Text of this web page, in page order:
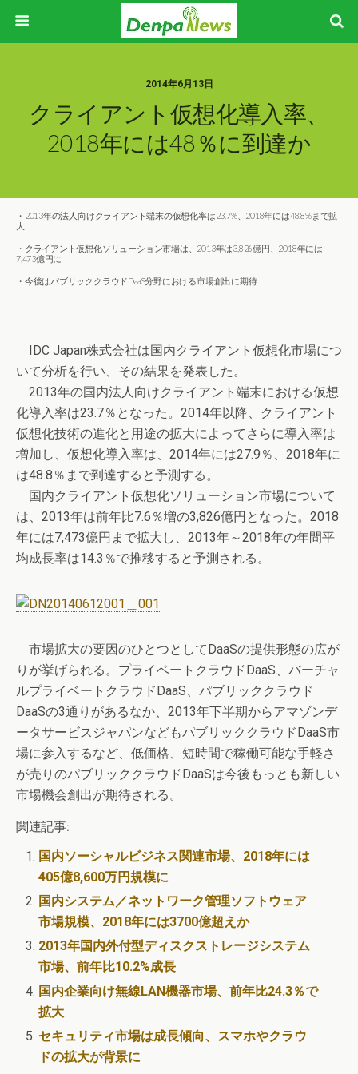
2014年6月13日
クライアント仮想化導入率、
2018年には48％に到達か
・2013年の法人向けクライアント端末の仮想化率は23.7%、2018年には48.8%まで拡
大
・クライアント仮想化ソリューション市場は、2013年は3,826億円、2018年には
7,473億円に
・今後はパブリッククラウドDaaS分野における市場創出に期待
IDC Japan株式会社は国内クライアント仮想化市場につ
いて分析を行い、その結果を発表した。
2013年の国内法人向けクライアント端末における仮想
化導入率は23.7％となった。2014年以降、クライアント
仮想化技術の進化と用途の拡大によってさらに導入率は
増加し、仮想化導入率は、2014年には27.9％、2018年に
は48.8％まで到達すると予測する。
国内クライアント仮想化ソリューション市場について
は、2013年は前年比7.6％増の3,826億円となった。2018
年には7,473億円まで拡大し、2013年～2018年の年間平
均成長率は14.3％で推移すると予測される。
市場拡大の要因のひとつとしてDaaSの提供形態の広が
りが挙げられる。プライベートクラウドDaaS、バーチャ
ルプライベートクラウドDaaS、パブリッククラウド
DaaSの3通りがあるなか、2013年下半期からアマゾンデ
ータサービスジャパンなどもパブリッククラウドDaaS市
場に参入するなど、低価格、短時間で稼働可能な手軽さ
が売りのパブリッククラウドDaaSは今後もっとも新しい
市場機会創出が期待される。
関連記事:
国内ソーシャルビジネス関連市場、2018年には
405億8,600万円規模に
国内システム／ネットワーク管理ソフトウェア
市場規模、2018年には3700億超えか
2013年国内外付型ディスクストレージシステム
市場、前年比10.2%成長
国内企業向け無線LAN機器市場、前年比24.3％で
拡大
セキュリティ市場は成長傾向、スマホやクラウ
ドの拡大が背景に